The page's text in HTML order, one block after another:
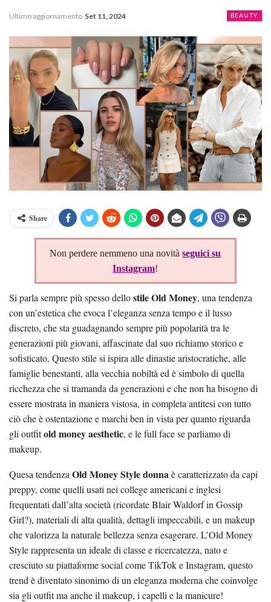
BEAUTY
Ultimo aggiornamento Set 11, 2024
Share
Non perdere nemmeno una novitàseguici su
Instagram!
Si parla sempre più spesso dellostile Old Money, una tendenza
con un’estetica che evoca l’eleganza senza tempo e il lusso
discreto, che sta guadagnando sempre più popolarità tra le
generazioni più giovani, affascinate dal suo richiamo storico e
sofisticato. Questo stile si ispira alle dinastie aristocratiche, alle
famiglie benestanti, alla vecchia nobiltà ed è simbolo di quella
ricchezza che si tramanda da generazioni e che non ha bisogno di
essere mostrata in maniera vistosa, in completa antitesi con tutto
ciò che è ostentazione e marchi ben in vista per quanto riguarda
gli outfitold money aesthetic, e le full face se parliamo di
makeup.
Quesa tendenza Old Money Style donnaè caratterizzato da capi
preppy, come quelli usati nei college americani e inglesi
frequentati dall’alta società (ricordate Blair Waldorf in Gossip
Girl?), materiali di alta qualità, dettagli impeccabili, e un makeup
che valorizza la naturale bellezza senza esagerare. L’Old Money
Style rappresenta un ideale di classe e ricercatezza, nato e
cresciuto su piattaforme social come TikTok e Instagram, questo
trend è diventato sinonimo di un eleganza moderna che coinvolge
sia gli outfit ma anche il makeup, i capelli e la manicure!